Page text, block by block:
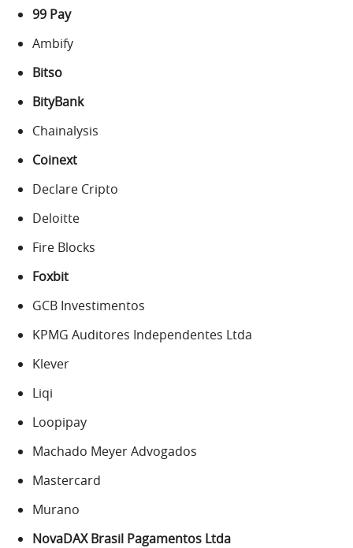
99 Pay
Ambify
Bitso
BityBank
Chainalysis
Coinext
Declare Cripto
Deloitte
Fire Blocks
Foxbit
GCB Investimentos
KPMG Auditores Independentes Ltda
Klever
Liqi
Loopipay
Machado Meyer Advogados
Mastercard
Murano
NovaDAX Brasil Pagamentos Ltda